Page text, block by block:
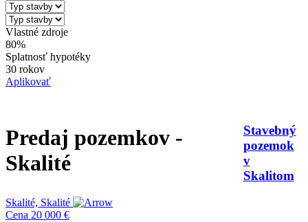
Vlastné zdroje
80%
Splatnosť hypotéky
30 rokov
Aplikovať
Predaj pozemkov -
Skalité
Stavebný
pozemok
v
Skalitom
Skalité, Skalité
Cena 20 000 €